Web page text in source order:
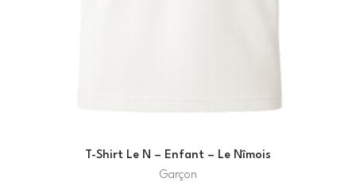
T-Shirt Le N – Enfant – Le Nîmois
Garçon